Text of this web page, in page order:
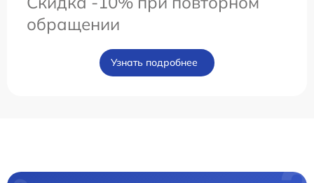
обращении
Узнать подробнее